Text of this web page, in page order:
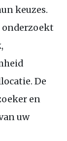
keuzes.
onderzoekt
De
en
uw